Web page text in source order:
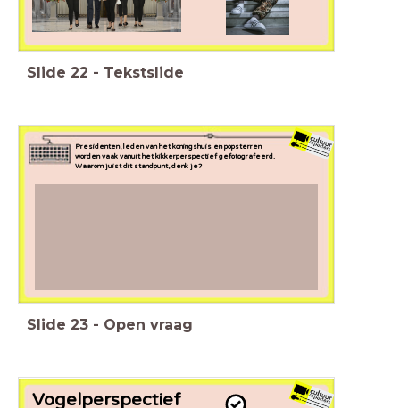
Slide 22 - Tekstslide
Presidenten, leden van het koningshuis en popsterren
wordenvaak vanuit het kikkerperspectief gefotografeerd.
Waarom juist dit standpunt, denk je?
Slide 23 - Open vraag
Vogelperspectief